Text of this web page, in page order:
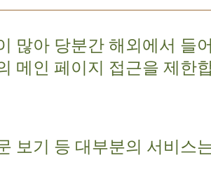
많아 당분간 해외에서 들
메인 페이지 접근을 제한
보기 등 대부분의 서비스